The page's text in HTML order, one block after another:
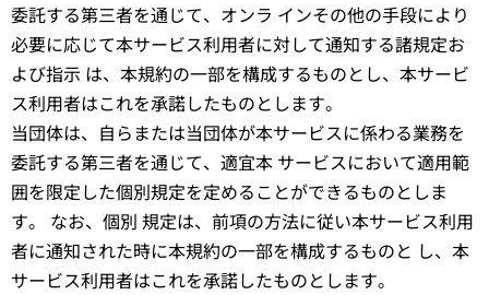
委託する第三者を通じて、オンラ インその他の手段により
必要に応じて本サービス利用者に対して通知する諸規定お
よび指示 は、本規約の一部を構成するものとし、本サービ
ス利用者はこれを承諾したものとします。
当団体は、自らまたは当団体が本サービスに係わる業務を
委託する第三者を通じて、適宜本 サービスにおいて適用範
囲を限定した個別規定を定めることができるものとしま
す。 なお、個別 規定は、前項の方法に従い本サービス利用
者に通知された時に本規約の一部を構成するものと し、本
サービス利用者はこれを承諾したものとします。